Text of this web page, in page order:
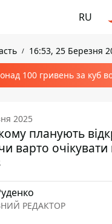
RU
16:53, 25 Березня
100 гривень за куб
2025
планують
варто
РЕДАКТОР